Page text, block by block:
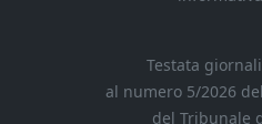
Testata
al numero 5/2026
del Tribunale